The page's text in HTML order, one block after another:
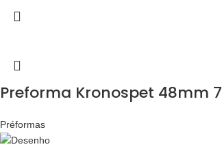
Preforma Kronospet 48mm
Préformas